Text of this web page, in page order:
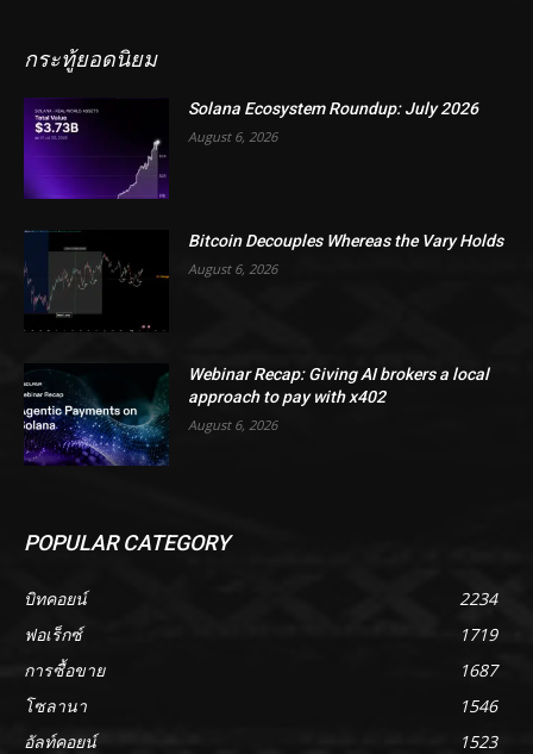
กระทู้ยอดนิยม
Solana Ecosystem Roundup: July 2026
August 6, 2026
Bitcoin Decouples Whereas the Vary Holds
August 6, 2026
Webinar Recap: Giving AI brokers a local
approach to pay with x402
August 6, 2026
POPULAR CATEGORY
บิทคอยน์
2234
ฟอเร็กซ์
1719
การซื้อขาย
1687
โซลานา
1546
อัลท์คอยน์
1523